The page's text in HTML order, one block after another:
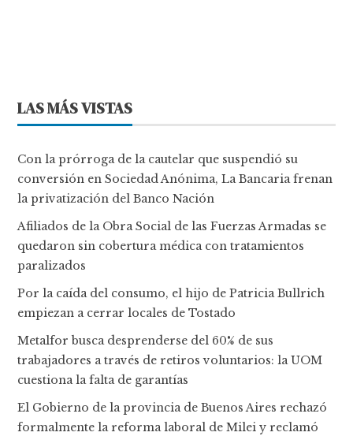
LAS MÁS VISTAS
Con la prórroga de la cautelar que suspendió su
conversión en Sociedad Anónima, La Bancaria frenan
la privatización del Banco Nación
Afiliados de la Obra Social de las Fuerzas Armadas se
quedaron sin cobertura médica con tratamientos
paralizados
Por la caída del consumo, el hijo de Patricia Bullrich
empiezan a cerrar locales de Tostado
Metalfor busca desprenderse del 60% de sus
trabajadores a través de retiros voluntarios: la UOM
cuestiona la falta de garantías
El Gobierno de la provincia de Buenos Aires rechazó
formalmente la reforma laboral de Milei y reclamó